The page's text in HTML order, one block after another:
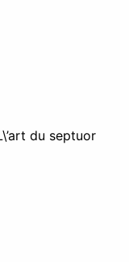
du septuor